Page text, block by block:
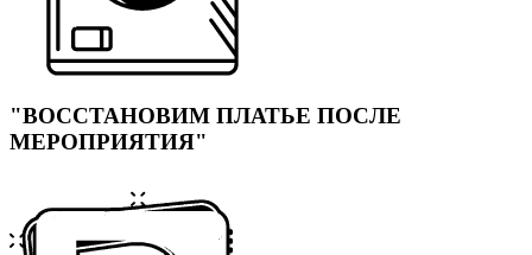
"ВОССТАНОВИМ ПЛАТЬЕ ПОСЛЕ
МЕРОПРИЯТИЯ"